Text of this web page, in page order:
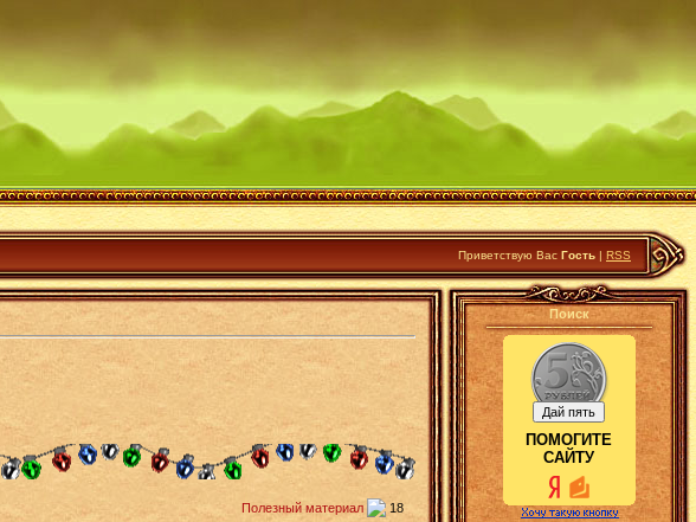
Приветствую Вас Гость | RSS
Полезный материал 18
Поиск
ПОМОГИТЕ
САЙТУ